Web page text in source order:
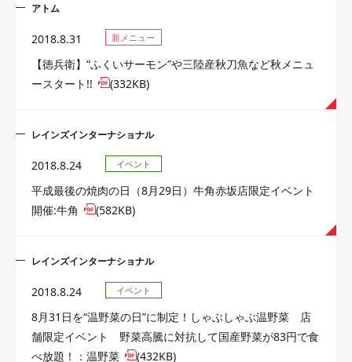
アトム
2018.8.31 新メニュー
【徳兵衛】“ふくいサーモン”や三陸産秋刀魚など秋メニュ
ースタート!!
(332KB)
レインズインターナショナル
2018.8.24 イベント
平成最後の焼肉の日（8月29日）牛角赤坂店限定イベント
開催:牛角
(582KB)
レインズインターナショナル
2018.8.24 イベント
8月31日を“温野菜の日”に制定！しゃぶしゃぶ温野菜 店
舗限定イベント 野菜高騰に対抗して国産野菜が83円で食
べ放題！：温野菜
(432KB)